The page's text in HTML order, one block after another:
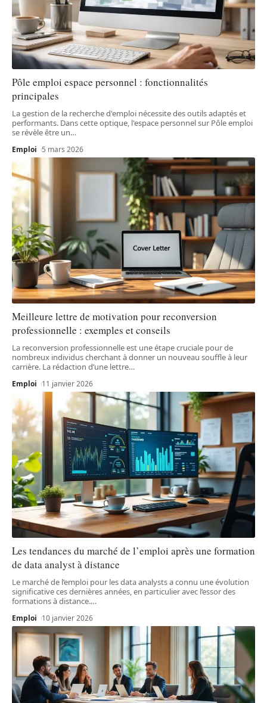
Pôle emploi espace personnel : fonctionnalités
principales
La gestion de la recherche d'emploi nécessite des outils adaptés et
performants. Dans cette optique, l'espace personnel sur Pôle emploi
se révèle être un…
Emploi 5 mars 2026
Meilleure lettre de motivation pour reconversion
professionnelle : exemples et conseils
La reconversion professionnelle est une étape cruciale pour de
nombreux individus cherchant à donner un nouveau souffle à leur
carrière. La rédaction d’une lettre…
Emploi 11 janvier 2026
Les tendances du marché de l’emploi après une formation
de data analyst à distance
Le marché de l’emploi pour les data analysts a connu une évolution
significative ces dernières années, en particulier avec l’essor des
formations à distance.…
Emploi 10 janvier 2026